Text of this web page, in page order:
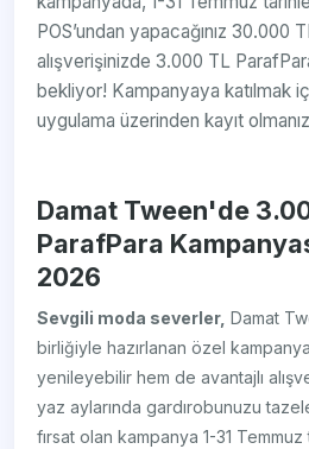
POS’undan yapacağınız 30.000
alışverişinizde 3.000 TL
bekliyor! Kampanyaya katılmak
uygulama üzerinden kayıt
Damat Tween'de
ParafPara
2026
Sevgili moda severler, Damat
birliğiyle hazırlanan özel
yenileyebilir hem de avantajlı
yaz aylarında gardırobunuzu
fırsat olan kampanya 1-31 Temmuz